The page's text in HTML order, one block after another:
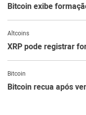
Bitcoin exibe
Altcoins
XRP pode registrar
Bitcoin
Bitcoin recua após